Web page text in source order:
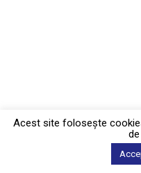
Acest site foloseşte